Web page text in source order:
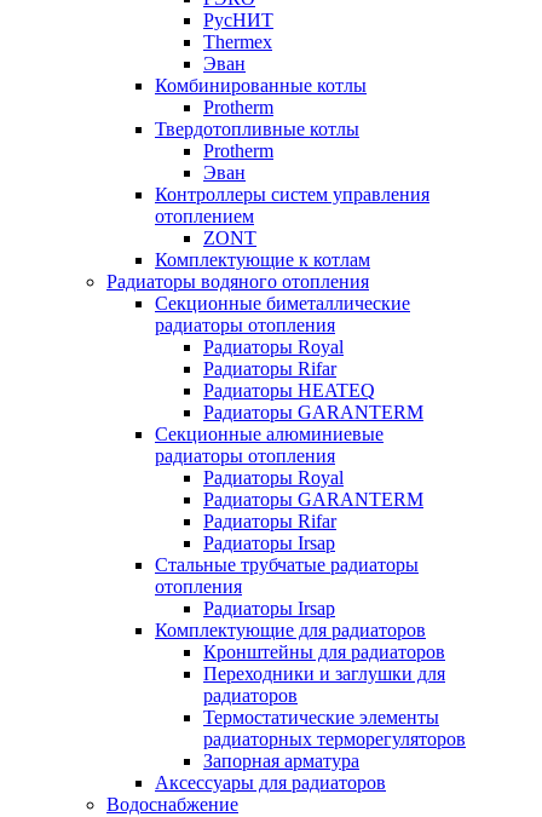
РусНИТ
Thermex
Эван
Комбинированные котлы
Protherm
Твердотопливные котлы
Protherm
Эван
Контроллеры систем управления
отоплением
ZONT
Комплектующие к котлам
Радиаторы водяного отопления
Секционные биметаллические
радиаторы отопления
Радиаторы Royal
Радиаторы Rifar
Радиаторы HEATEQ
Радиаторы GARANTERM
Секционные алюминиевые
радиаторы отопления
Радиаторы Royal
Радиаторы GARANTERM
Радиаторы Rifar
Радиаторы Irsap
Стальные трубчатые радиаторы
отопления
Радиаторы Irsap
Комплектующие для радиаторов
Кронштейны для радиаторов
Переходники и заглушки для
радиаторов
Термостатические элементы
радиаторных терморегуляторов
Запорная арматура
Аксессуары для радиаторов
Водоснабжение